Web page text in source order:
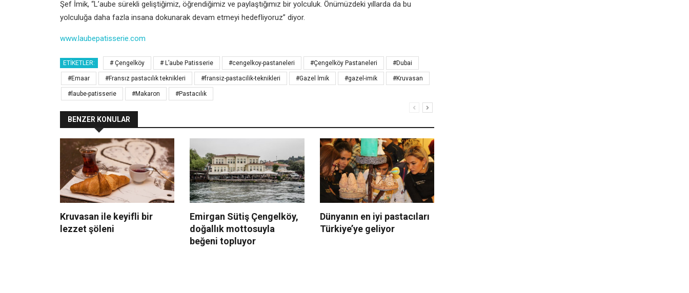
Şef İmik, “L’aube sürekli geliştiğimiz, öğrendiğimiz ve paylaştığımız bir yolculuk. Önümüzdeki yıllarda da bu
yolculuğa daha fazla insana dokunarak devam etmeyi hedefliyoruz” diyor.
www.laubepatisserie.com
ETIKETLER: # Çengelköy # L’aube Patisserie #cengelkoy-pastaneleri #Çengelköy Pastaneleri #Dubai
#Emaar #Fransız pastacılık teknikleri #fransiz-pastacilik-teknikleri #Gazel İmik #gazel-imik #Kruvasan
#laube-patisserie #Makaron #Pastacılık
BENZER KONULAR
Kruvasan ile keyifli bir
lezzet şöleni
Emirgan Sütiş Çengelköy,
doğallık mottosuyla
beğeni topluyor
Dünyanın en iyi pastacıları
Türkiye’ye geliyor